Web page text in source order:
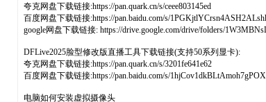
夸克网盘下载链接:https://pan.quark.cn/s/ceee803145ed
百度网盘下载链接:https://pan.baidu.com/s/
google网盘下载链接: https://drive.google.com/drive/folders/
DFLive2025脸型修改版直播工具下载链接(支持50系列显卡):
夸克网盘下载链接:https://pan.quark.cn/s/3201fe641e62
百度网盘下载链接:https://pan.baidu.com/s/
电脑如何安装虚拟摄像头